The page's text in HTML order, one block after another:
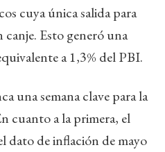
cuya única salida para
canje. Esto generó una
a 1,3% del PBI.
una semana clave para la
cuanto a la primera, el
dato de inflación de mayo